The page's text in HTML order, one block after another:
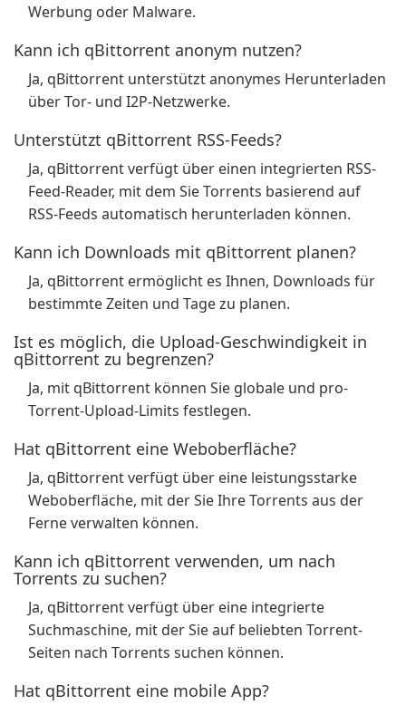
Werbung oder Malware.
Kann ich qBittorrent anonym nutzen?
Ja, qBittorrent unterstützt anonymes Herunterladen
über Tor- und I2P-Netzwerke.
Unterstützt qBittorrent RSS-Feeds?
Ja, qBittorrent verfügt über einen integrierten RSS-
Feed-Reader, mit dem Sie Torrents basierend auf
RSS-Feeds automatisch herunterladen können.
Kann ich Downloads mit qBittorrent planen?
Ja, qBittorrent ermöglicht es Ihnen, Downloads für
bestimmte Zeiten und Tage zu planen.
Ist es möglich, die Upload-Geschwindigkeit in
qBittorrent zu begrenzen?
Ja, mit qBittorrent können Sie globale und pro-
Torrent-Upload-Limits festlegen.
Hat qBittorrent eine Weboberfläche?
Ja, qBittorrent verfügt über eine leistungsstarke
Weboberfläche, mit der Sie Ihre Torrents aus der
Ferne verwalten können.
Kann ich qBittorrent verwenden, um nach
Torrents zu suchen?
Ja, qBittorrent verfügt über eine integrierte
Suchmaschine, mit der Sie auf beliebten Torrent-
Seiten nach Torrents suchen können.
Hat qBittorrent eine mobile App?